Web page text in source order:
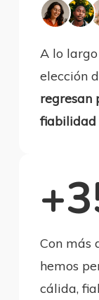
A lo largo
elección
regresan
fiabilidad
Con más
hemos
cálida,